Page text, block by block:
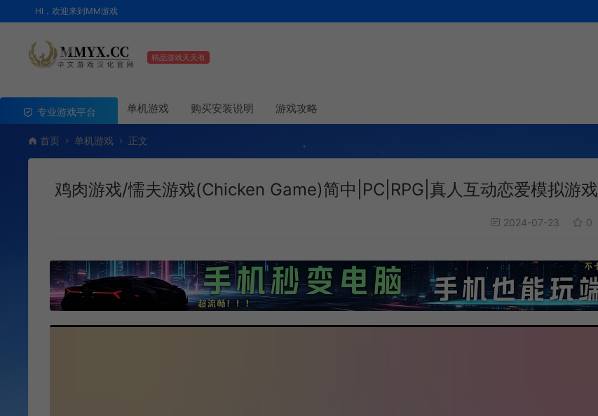
HI，欢迎来到MM游戏
精品游戏天天有
专业游戏平台 单机游戏 购买安装说明 游戏攻略
首页 单机游戏 正文
鸡肉游戏/懦夫游戏(Chicken Game)简中|PC|RPG|真人互动恋爱模拟游戏
2024-07-23 0